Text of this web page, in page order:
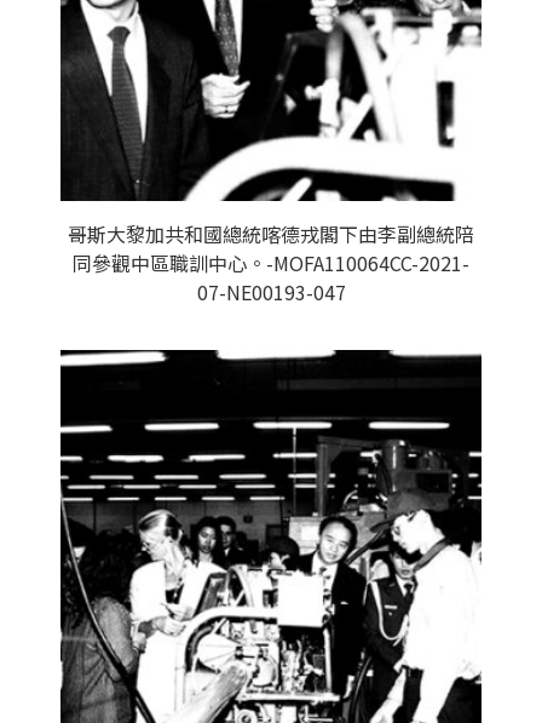
哥斯大黎加共和國總統喀德戎閣下由李副總統陪
同參觀中區職訓中心。-MOFA110064CC-2021-
07-NE00193-047